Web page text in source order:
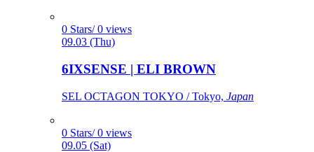
0 Stars/ 0 views
09.03 (Thu)
6IXSENSE | ELI BROWN
SEL OCTAGON TOKYO / Tokyo, Japan
0 Stars/ 0 views
09.05 (Sat)